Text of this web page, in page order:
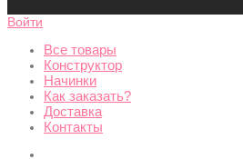
Войти
Все товары
Конструктор
Начинки
Как заказать?
Доставка
Контакты